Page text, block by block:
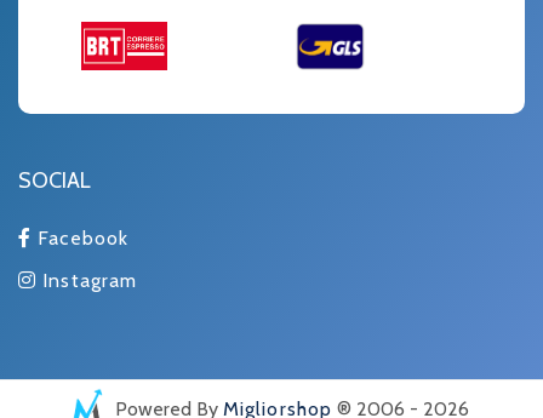
SOCIAL
Facebook
Instagram
Powered By Migliorshop ® 2006 - 2026